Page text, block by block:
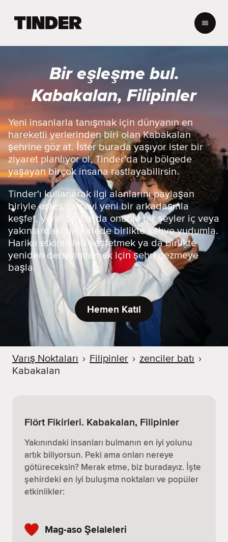
r
A
n
S
a
y
f
a
Bir eşleşme bul.
Kabakalan, Filipinler
Yeni insanlarla tanışmak için dünyanın en
hareketli yerlerinden biri olan Kabakalan
şehrine göz at. İster burada yaşıyor ister bir
ziyaret planlıyor ol, Tinder'da bu bölgede
yaşayan birçok insana rastlayabilirsin.
Tinder'ı kullanarak ilgi alanlarını paylaşan
biriyle eşleş, geceyi yeni bir arkadaşınla
keşfet, yerel bir barda onunla bir şeyler iç veya
yakınlardaki bir kafede birlikte kahve yudumla.
Harika etkinlikleri keşfetmek ya da birlikte
yeniden deneyimlemek için şehri gezmeye
başla.
Hemen Katıl
Varış Noktaları › Filipinler › zenciler batı ›
Kabakalan
Flört Fikirleri. Kabakalan, Filipinler
Yakınındaki insanları bulmanın en iyi yolunu
artık biliyorsun. Peki ama onları nereye
götüreceksin? Merak etme, biz buradayız. İşte
şehirdeki en iyi buluşma noktaları ve popüler
etkinlikler:
Mag-aso Şelaleleri